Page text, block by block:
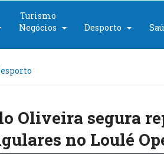
Turismo
Negócios
Desporto
Oliveira segura
no Loulé